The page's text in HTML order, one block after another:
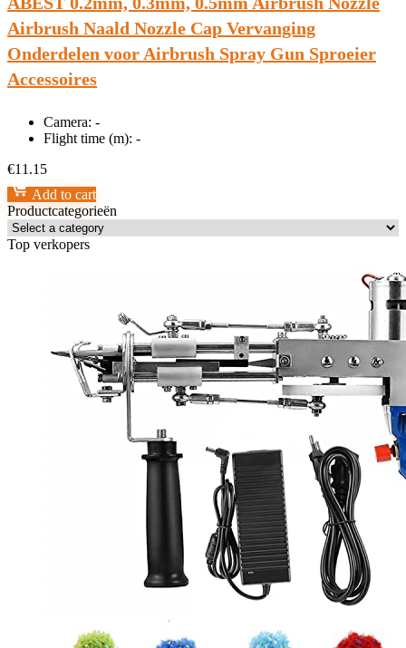
Airbrush Naald Nozzle Cap Vervanging
Onderdelen voor Airbrush Spray Gun Sproeier
Accessoires
Camera: -
Flight time (m): -
€11.15
Add to cart
Productcategorieën
Top verkopers